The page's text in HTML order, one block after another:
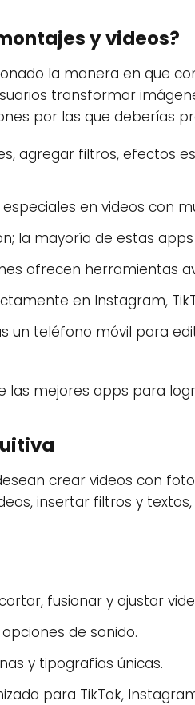
y videos?
la manera en que
transformar
por las que deberías
agregar filtros, efectos
en videos con
la mayoría de estas
ofrecen herramientas
en Instagram,
un teléfono móvil para
las mejores apps para
crear videos con
insertar filtros y
fusionar y ajustar
de sonido.
y tipografías únicas.
para TikTok,